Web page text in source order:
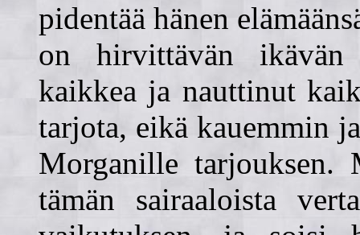
pidentää hänen
on hirvittävän
kaikkea ja nauttinut
tarjota, eikä kauemmin
Morganille tarjouksen.
tämän sairaaloista